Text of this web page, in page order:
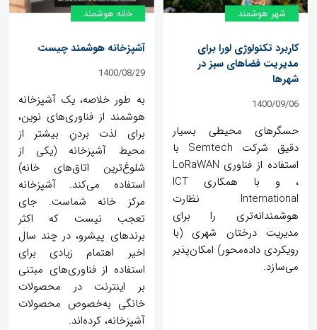
شهر هوشمند
کاربرد تکنولوژی لورا برای
مدیریت فضاهای سبز در
شهرها
1400/09/06
حسگرهای محیطی بسیار
دقیق شرکت Semtech با
استفاده از فناوری LoRaWAN
، و با همکاری ICT
International نظارت
هوشمندانه‌تری را برای
مدیریت درختان شهری (با
رویکردی داده‌محور) امکان‌پذیر
می‌سازد.
خانه‌ هوشمند
آشپزخانه هوشمند چیست
1400/08/29
به طور خلاصه، یک آشپزخانه
هوشمند از فناوری‌های نوین،
برای لذت بردنِ بیشتر از
محیط آشپزخانه (یکی از
شلوغ‌ترین اتاق‌های خانه)
استفاده می‌کند. آشپزخانه
مرکز خانه شماست. جای
تعجب نیست که اکثر
برندهای پیشرو، در چند سال
اخیر اهتمام زیادی برای
استفاده از فناوری‌های مبتنی
بر اینترنت در محصولات
خانگی به‌خصوص محصولات
آشپزخانه، کرده‌اند.